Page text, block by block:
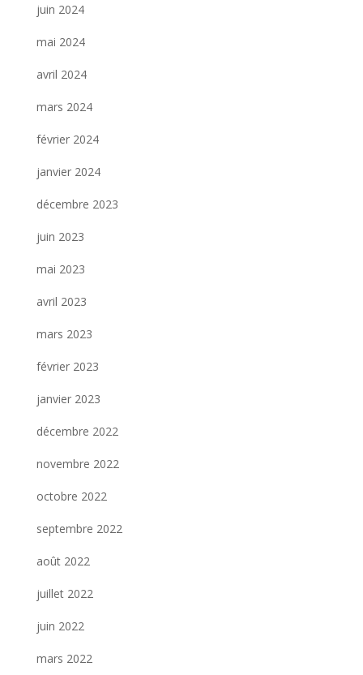
juin 2024
mai 2024
avril 2024
mars 2024
février 2024
janvier 2024
décembre 2023
juin 2023
mai 2023
avril 2023
mars 2023
février 2023
janvier 2023
décembre 2022
novembre 2022
octobre 2022
septembre 2022
août 2022
juillet 2022
juin 2022
mars 2022